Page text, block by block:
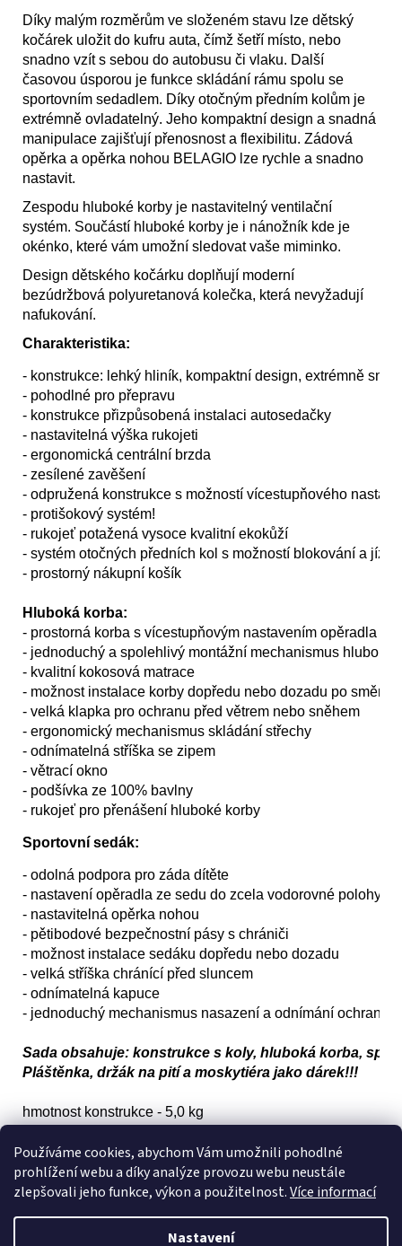
Používáme cookies, abychom Vám umožnili pohodlné
prohlížení webu a díky analýze provozu webu neustále
zlepšovali jeho funkce, výkon a použitelnost.Více informací
Nastavení
Díky malým rozměrům ve složeném stavu lze dětský
kočárek uložit do kufru auta, čímž šetří místo, nebo
snadno vzít s sebou do autobusu či vlaku. Další
časovou úsporou je funkce skládání rámu spolu se
sportovním sedadlem. Díky otočným předním kolům je
extrémně ovladatelný. Jeho kompaktní design a snadná
manipulace zajišťují přenosnost a flexibilitu. Zádová
opěrka a opěrka nohou BELAGIO lze rychle a snadno
nastavit.
Zespodu hluboké korby je nastavitelný ventilační
systém. Součástí hluboké korby je i nánožník kde je
okénko, které vám umožní sledovat vaše miminko.
Design dětského kočárku doplňují moderní
bezúdržbová polyuretanová kolečka, která nevyžadují
nafukování.
Charakteristika:
- konstrukce: lehký hliník, kompaktní design, extrémně
- pohodlné pro přepravu
- konstrukce přizpůsobená instalaci autosedačky
- nastavitelná výška rukojeti
- ergonomická centrální brzda
- zesílené zavěšení
- odpružená konstrukce s možností vícestupňového
- protišokový systém!
- rukojeť potažená vysoce kvalitní ekokůží
- systém otočných předních kol s možností blokování a
- prostorný nákupní košík
Hluboká korba:
- prostorná korba s vícestupňovým nastavením opěradla a
- jednoduchý a spolehlivý montážní mechanismus hluboké
- kvalitní kokosová matrace
- možnost instalace korby dopředu nebo dozadu po směru
- velká klapka pro ochranu před větrem nebo sněhem
- ergonomický mechanismus skládání střechy
- odnímatelná stříška se zipem
- větrací okno
- podšívka ze 100% bavlny
- rukojeť pro přenášení hluboké korby
Sportovní sedák:
- odolná podpora pro záda dítěte
- nastavení opěradla ze sedu do zcela vodorovné polohy
- nastavitelná opěrka nohou
- pětibodové bezpečnostní pásy s chrániči
- možnost instalace sedáku dopředu nebo dozadu
- velká stříška chránící před sluncem
- odnímatelná kapuce
- jednoduchý mechanismus nasazení a odnímání
Sada obsahuje: konstrukce s koly, hluboká korba,
Pláštěnka, držák na pití a moskytiéra jako dárek!!!
hmotnost konstrukce - 5,0 kg
hmotnost gondoly - 4,1 kg
hmotnost kočárku - 4,6 kg
kola - 3,7 kg